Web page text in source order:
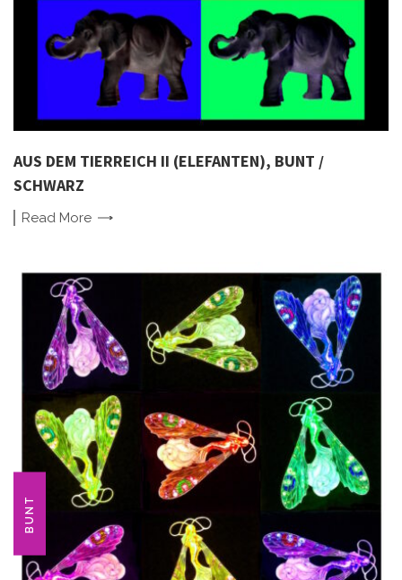
AUS DEM TIERREICH II (ELEFANTEN), BUNT /
SCHWARZ
Read More
BUNT